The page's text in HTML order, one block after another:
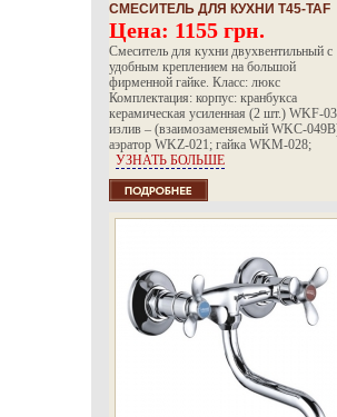
СМЕСИТЕЛЬ ДЛЯ КУХНИ T45-TAF
Цена: 1155 грн.
Смеситель для кухни двухвентильный с
удобным креплением на большой
фирменной гайке. Класс: люкс
Комплектация: корпус: кранбукса
керамическая усиленная (2 шт.) WKF-
излив – (взаимозаменяемый WKC-
аэратор WKZ-021; гайка WKM-028;
УЗНАТЬ БОЛЬШЕ